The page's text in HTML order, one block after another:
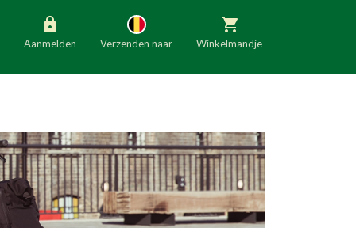
Aanmelden Verzenden naar
Duitsland Luxemburg
Frankrijk Oostenrijk
Slovenië Italië
Winkelmandje